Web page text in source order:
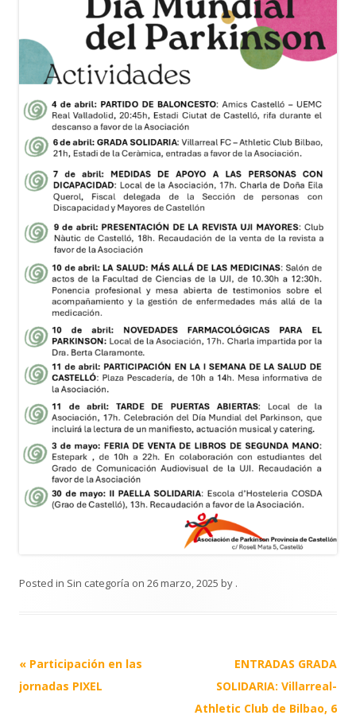
Posted in Sin categoría on 26 marzo, 2025 by .
Post
navigation
« Participación en las
jornadas PIXEL
ENTRADAS GRADA
SOLIDARIA: Villarreal-
Athletic Club de Bilbao, 6